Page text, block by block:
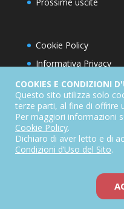
Cookie Policy
Informativa Privacy
Condizioni d’utilizzo
Condizioni generali di
Informativa sul diritto
Dichiarazione di
COOKIES E CONDIZIONI
Questo sito utilizza solo
terze parti, al fine di offrire
Per maggiori informazioni
Cookie Policy.
Dichiaro di aver letto e di
Condizioni d’Uso del Sito.